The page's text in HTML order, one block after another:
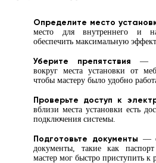
Определите место
место для внутреннего и
обеспечить максимальную
Уберите препятствия —
вокруг места установки от
чтобы мастеру было удобно
Проверьте доступ к
вблизи места установки есть
подключения системы.
Подготовьте документы —
документы, такие как
мастер мог быстро приступить к